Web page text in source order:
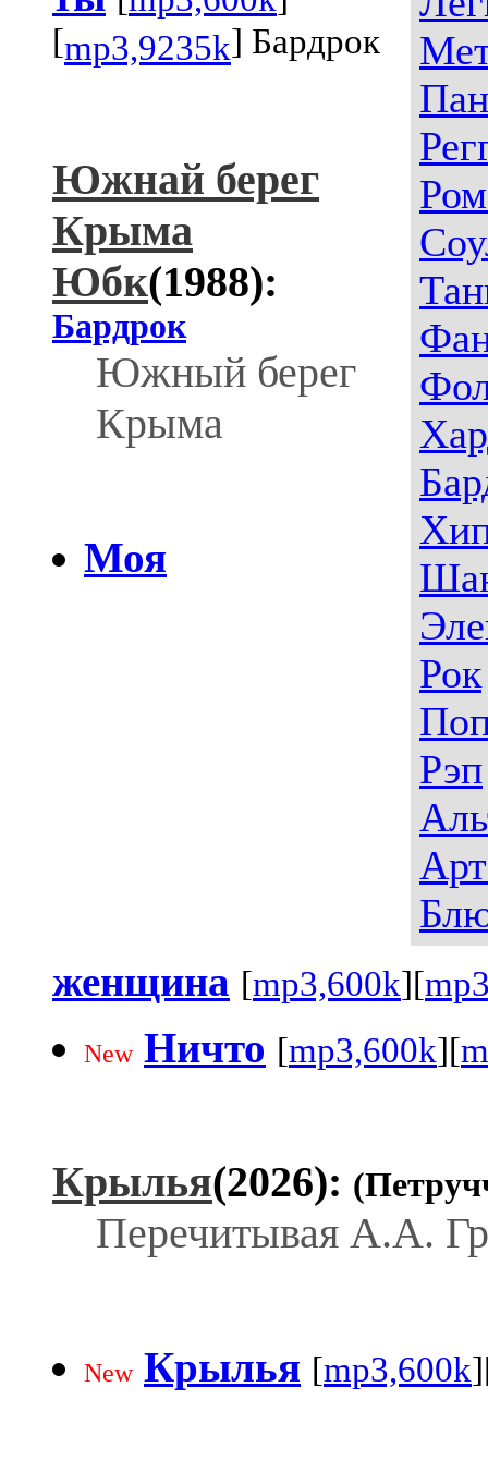
Рок
Рэп
[mp3,9235k] Бардрок
Южнай берег
Крыма
Юбк(1988):
Бардрок
Южный берег
Крыма
Моя
женщина [mp3,600k][
New Ничто [mp3,600k][
Крылья(2026):
Перечитывая А.А.
New Крылья [mp3,600k